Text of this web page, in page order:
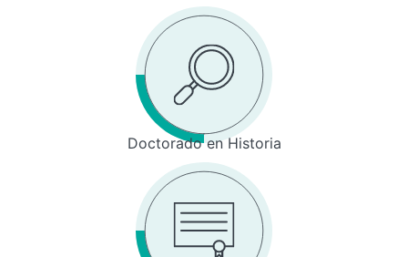
Doctorado en Historia